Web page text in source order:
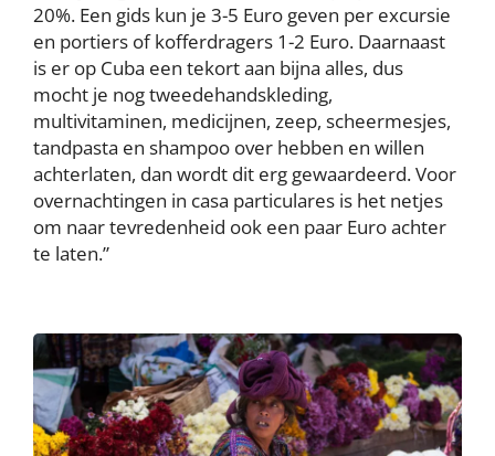
20%. Een gids kun je 3-5 Euro geven per excursie
en portiers of kofferdragers 1-2 Euro. Daarnaast
is er op Cuba een tekort aan bijna alles, dus
mocht je nog tweedehandskleding,
multivitaminen, medicijnen, zeep, scheermesjes,
tandpasta en shampoo over hebben en willen
achterlaten, dan wordt dit erg gewaardeerd. Voor
overnachtingen in casa particulares is het netjes
om naar tevredenheid ook een paar Euro achter
te laten.”